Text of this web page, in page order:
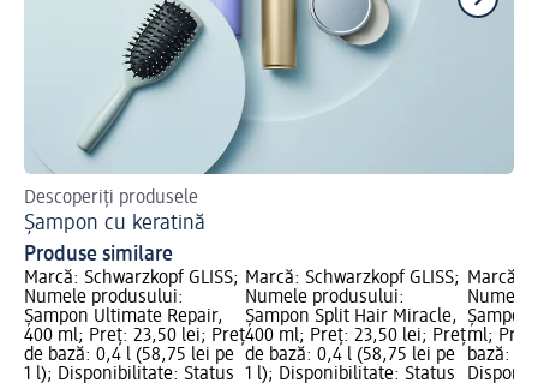
Descoperiți produsele
Șampon cu keratină
Produse similare
Marcă: Schwarzkopf GLISS;
Numele produsului:
Șampon Ultimate Repair,
400 ml; Preț: 23,50 lei; Preț
de bază: 0,4 l (58,75 lei pe
1 l); Disponibilitate: Status
Marcă: Schwarzkopf GLISS;
Numele produsului:
Șampon Split Hair Miracle,
400 ml; Preț: 23,50 lei; Preț
de bază: 0,4 l (58,75 lei pe
1 l); Disponibilitate: Status
Marcă:
Numele
ml;
bază: